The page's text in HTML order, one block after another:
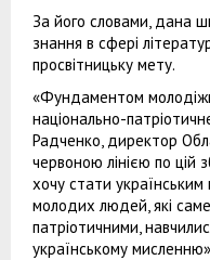
За його словами, дана
знання в сфері
просвітницьку мету.
«Фундаментом
національно-
Радченко, директор
червоною лінією по цій
хочу стати
молодих людей, які
патріотичними,
українському